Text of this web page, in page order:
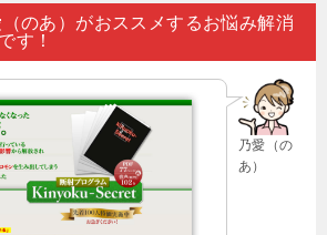
のあ）がおススメするお悩み解消
す！
乃愛（の
あ）